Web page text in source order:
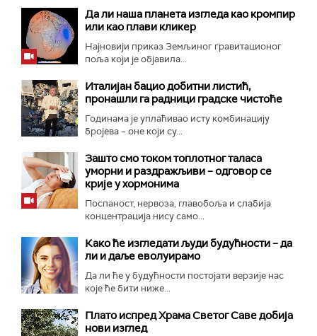
Да ли наша планета изгледа као кромпир
или као плави кликер
Најновији приказ Земљиног гравитационог
поља који је објавила...
Италијан бацио добитни листић,
пронашли га радници градске чистоће
Годинама је уплаћивао исту комбинацију
бројева – оне који су...
Зашто смо током топлотног таласа
уморни и раздражљиви – одговор се
крије у хормонима
Поспаност, нервоза, главобоља и слабија
концентрација нису само...
Како ће изгледати људи будућности – да
ли и даље еволуирамо
Да ли ће у будућности постојати верзије нас
које ће бити ниже...
Плато испред Храма Светог Саве добија
нови изглед